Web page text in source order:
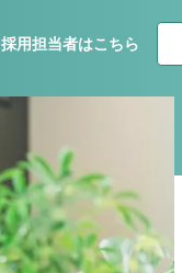
採用担当者はこちら